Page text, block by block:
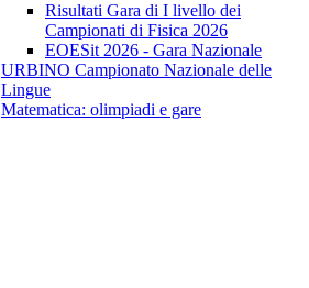
Risultati Gara di I livello dei
Campionati di Fisica 2026
EOESit 2026 - Gara Nazionale
URBINO Campionato Nazionale delle
Lingue
Matematica: olimpiadi e gare